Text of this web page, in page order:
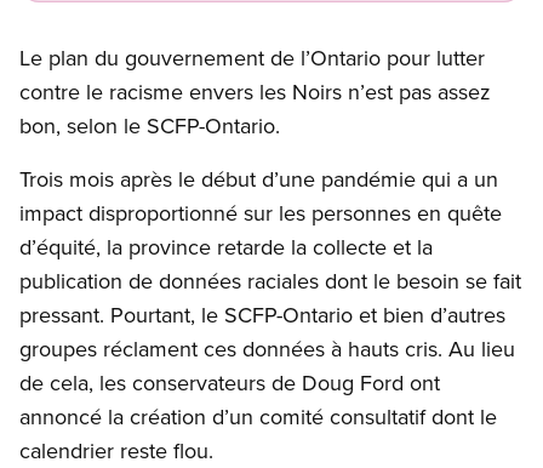
Le plan du gouvernement de l’Ontario pour lutter
contre le racisme envers les Noirs n’est pas assez
bon, selon le SCFP-Ontario.
Trois mois après le début d’une pandémie qui a un
impact disproportionné sur les personnes en quête
d’équité, la province retarde la collecte et la
publication de données raciales dont le besoin se fait
pressant. Pourtant, le SCFP-Ontario et bien d’autres
groupes réclament ces données à hauts cris. Au lieu
de cela, les conservateurs de Doug Ford ont
annoncé la création d’un comité consultatif dont le
calendrier reste flou.